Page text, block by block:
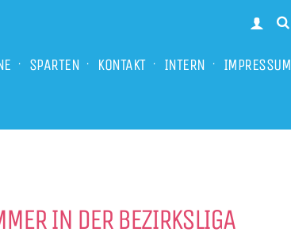
SPARTEN KONTAKT INTERN IMPRESSUM
IN DER BEZIRKSLIGA